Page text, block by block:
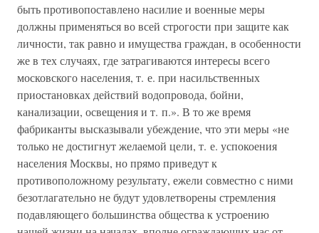
быть противопоставлено насилие и военные меры
должны применяться во всей строгости при защите как
личности, так равно и имущества граждан, в особенности
же в тех случаях, где затрагиваются интересы всего
московского населения, т. е. при насильственных
приостановках действий водопровода, бойни,
канализации, освещения и т. п.». В то же время
фабриканты высказывали убеждение, что эти меры «не
только не достигнут желаемой цели, т. е. успокоения
населения Москвы, но прямо приведут к
противоположному результату, ежели совместно с ними
безотлагательно не будут удовлетворены стремления
подавляющего большинства общества к устроению